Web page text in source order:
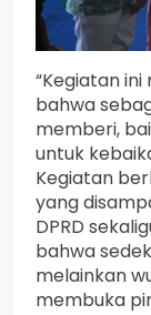
“Kegiatan
bahwa
memberi,
untuk
Kegiatan
yang
DPRD
bahwa
melainkan
membuka